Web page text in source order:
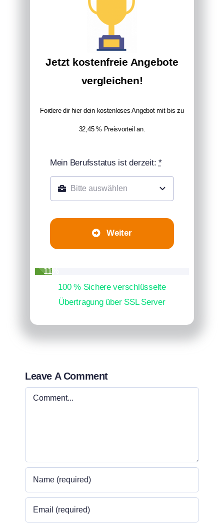
Jetzt kostenfreie Angebote
vergleichen!
Fordere dir hier dein kostenloses Angebot mit bis zu
32,45 % Preisvorteil an.
Mein Berufsstatus ist derzeit:*
Weiter
11%
100 % Sichere verschlüsselte
Übertragung über SSL Server
Leave A Comment
Comment